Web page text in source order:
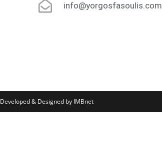
info@yorgosfasoulis.com
Developed & Designed by IMBnet